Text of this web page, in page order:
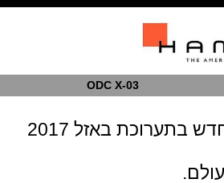
ODC X-03
באזל 2017